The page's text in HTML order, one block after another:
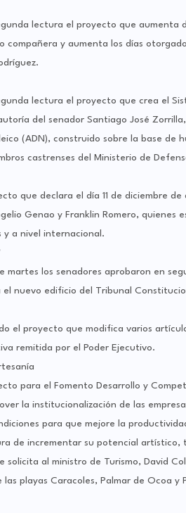
lectura el proyecto que aumenta
compañera y aumenta los días
lectura el proyecto que crea el
del senador Santiago José
(ADN), construido sobre la base de
castrenses del Ministerio de
que declara el día 11 de diciembre
Genao y Franklin Romero,
y a nivel internacional.
martes los senadores aprobaron en
el nuevo edificio del Tribunal
el proyecto que modifica varios
remitida por el Poder Ejecutivo.
para el Fomento Desarrollo y
la institucionalización de las
para que mejore la
de incrementar su potencial artístico,
solicita al ministro de Turismo, David
playas Caracoles, Palmar de Ocoa y